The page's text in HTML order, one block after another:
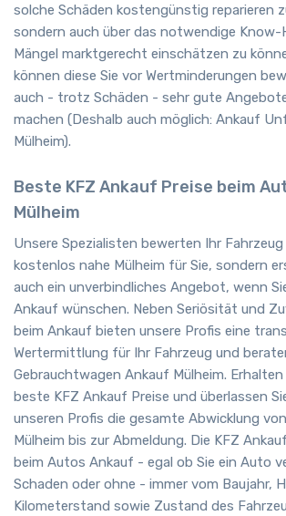
solche Schäden kostengünstig reparieren
sondern auch über das notwendige Know-
Mängel marktgerecht einschätzen zu
können diese Sie vor Wertminderungen
auch - trotz Schäden - sehr gute
machen (Deshalb auch möglich: Ankauf
Mülheim).
Beste KFZ Ankauf Preise beim
Mülheim
Unsere Spezialisten bewerten Ihr
kostenlos nahe Mülheim für Sie, sondern
auch ein unverbindliches Angebot, wenn
Ankauf wünschen. Neben Seriösität und
beim Ankauf bieten unsere Profis eine
Wertermittlung für Ihr Fahrzeug und
Gebrauchtwagen Ankauf Mülheim. Erhalten
beste KFZ Ankauf Preise und überlassen
unseren Profis die gesamte Abwicklung
Mülheim bis zur Abmeldung. Die KFZ
beim Autos Ankauf - egal ob Sie ein Auto
Schaden oder ohne - immer vom Baujahr,
Kilometerstand sowie Zustand des